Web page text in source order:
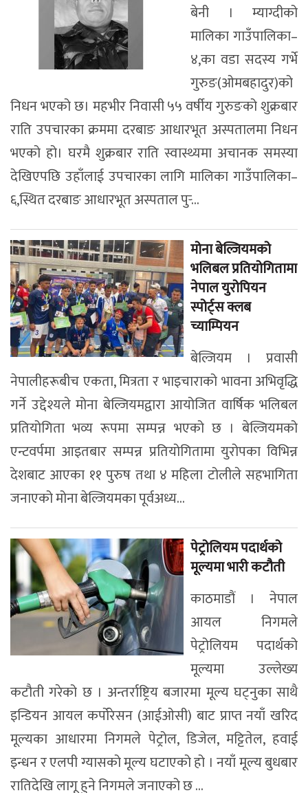
बेनी । म्याग्दीको
मालिका गाउँपालिका–
४,का वडा सदस्य गर्भे
गुरुङ(ओमबहादुर)को
निधन भएको छ। महभीर निवासी ५५ वर्षीय गुरुङको शुक्रबार
राति उपचारका क्रममा दरबाङ आधारभूत अस्पतालमा निधन
भएको हो। घरमै शुक्रबार राति स्वास्थ्यमा अचानक समस्या
देखिएपछि उहाँलाई उपचारका लागि मालिका गाउँपालिका–
६,स्थित दरबाङ आधारभूत अस्पताल पुर्‍...
मोना बेल्जियमको
भलिबल प्रतियोगितामा
नेपाल युरोपियन
स्पोर्ट्स क्लब
च्याम्पियन
बेल्जियम । प्रवासी
नेपालीहरूबीच एकता, मित्रता र भाइचाराको भावना अभिवृद्धि
गर्ने उद्देश्यले मोना बेल्जियमद्वारा आयोजित वार्षिक भलिबल
प्रतियोगिता भव्य रूपमा सम्पन्न भएको छ । बेल्जियमको
एन्टवर्पमा आइतबार सम्पन्न प्रतियोगितामा युरोपका विभिन्न
देशबाट आएका ११ पुरुष तथा ४ महिला टोलीले सहभागिता
जनाएको मोना बेल्जियमका पूर्वअध्य...
पेट्रोलियम पदार्थको
मूल्यमा भारी कटौती
काठमाडौं । नेपाल
आयल निगमले
पेट्रोलियम पदार्थको
मूल्यमा उल्लेख्य
कटौती गरेको छ । अन्तर्राष्ट्रिय बजारमा मूल्य घट्नुका साथै
इन्डियन आयल कर्पोरेसन (आईओसी) बाट प्राप्त नयाँ खरिद
मूल्यका आधारमा निगमले पेट्रोल, डिजेल, मट्टितेल, हवाई
इन्धन र एलपी ग्यासको मूल्य घटाएको हो । नयाँ मूल्य बुधबार
रातिदेखि लागू हुने निगमले जनाएको छ ...